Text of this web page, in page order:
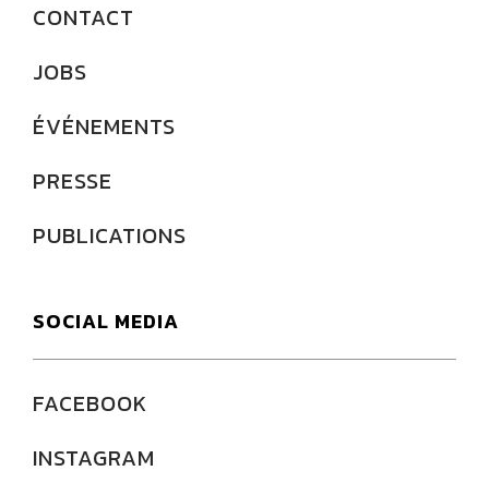
CONTACT
JOBS
ÉVÉNEMENTS
PRESSE
PUBLICATIONS
SOCIAL MEDIA
FACEBOOK
INSTAGRAM